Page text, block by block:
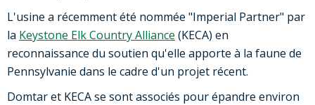
L'usine a récemment été nommée "Imperial Partner" par
la Keystone Elk Country Alliance (KECA) en
reconnaissance du soutien qu'elle apporte à la faune de
Pennsylvanie dans le cadre d'un projet récent.
Domtar et KECA se sont associés pour épandre environ